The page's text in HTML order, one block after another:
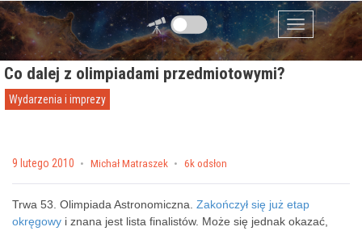
Przejdź do zawartości
Menu
Co dalej z olimpiadami przedmiotowymi?
Wydarzenia i imprezy
Posted on
9 lutego 2010 by Michał Matraszek 6k odsłon
Trwa 53. Olimpiada Astronomiczna. Zakończył się już etap
okręgowy i znana jest lista finalistów. Może się jednak okazać,